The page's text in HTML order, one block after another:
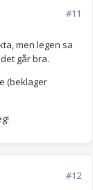
#11
men legen sa
går bra.
(beklager
#12